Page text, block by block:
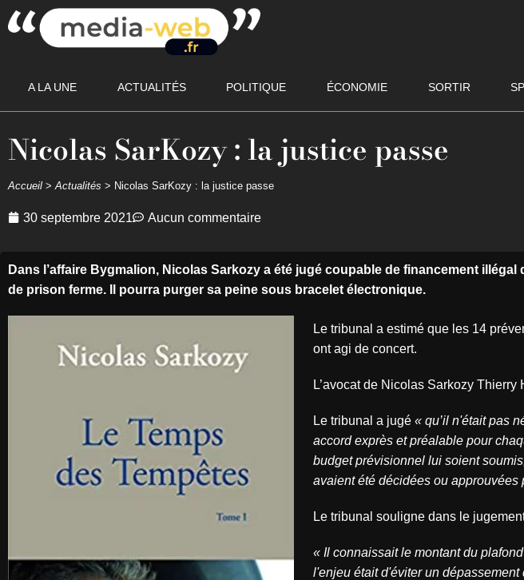
A LA UNE ACTUALITÉS POLITIQUE ÉCONOMIE SORTIR
Nicolas SarKozy : la justice passe
Accueil > Actualités > Nicolas SarKozy : la justice passe
30 septembre 2021 Aucun commentaire
Dans l’affaire Bygmalion, Nicolas Sarkozy a été jugé coupable de financement
de prison ferme. Il pourra purger sa peine sous bracelet électronique.
Le tribunal a estimé que les 14
ont agi de concert.
L’avocat de Nicolas Sarkozy
Le tribunal a jugé « qu’il n'était pas
accord exprès et préalable pour
budget prévisionnel lui soient
avaient été décidées ou approuvées
Le tribunal souligne dans le
« Il connaissait le montant du
l'enjeu était d'éviter un